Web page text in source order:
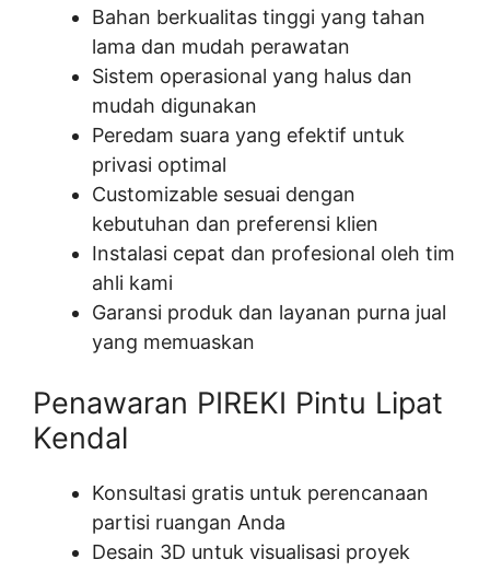
Bahan berkualitas tinggi yang tahan
lama dan mudah perawatan
Sistem operasional yang halus dan
mudah digunakan
Peredam suara yang efektif untuk
privasi optimal
Customizable sesuai dengan
kebutuhan dan preferensi klien
Instalasi cepat dan profesional oleh tim
ahli kami
Garansi produk dan layanan purna jual
yang memuaskan
Penawaran PIREKI Pintu Lipat
Kendal
Konsultasi gratis untuk perencanaan
partisi ruangan Anda
Desain 3D untuk visualisasi proyek